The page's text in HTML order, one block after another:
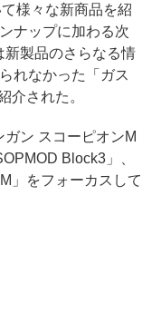
様々な新商品を紹
ナップに加わる次
製品のさらなる情
れなかった「ガス
介された。
ン スコーピオンM
Block3」、
」をフォーカスして